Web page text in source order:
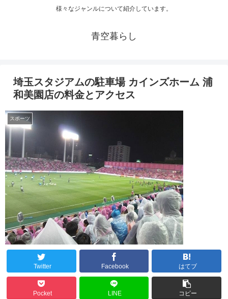
様々なジャンルについて紹介しています。
青空暮らし
埼玉スタジアムの駐車場 カインズホーム 浦
和美園店の料金とアクセス
スポーツ
Twitter Facebook はてブ
Pocket LINE コピー